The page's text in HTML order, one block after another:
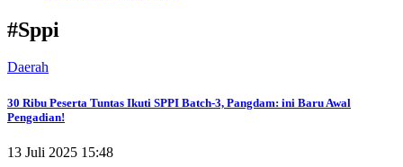
#Sppi
Daerah
30 Ribu Peserta Tuntas Ikuti SPPI Batch-3, Pangdam: ini Baru Awal
Pengadian!
13 Juli 2025 15:48